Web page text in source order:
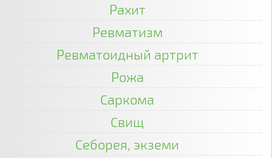
Рахит
Ревматизм
Ревматоидный артрит
Рожа
Саркома
Свищ
Себорея, экземи